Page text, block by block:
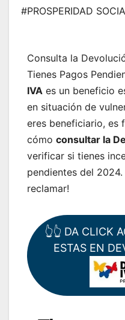
#PROSPERIDAD
Consulta la
Tienes Pagos
IVA es un beneficio
en situación de
eres beneficiario, es
cómo consultar la
verificar si tienes
pendientes del
reclamar!
👆👆 DA CLICK
ESTAS EN